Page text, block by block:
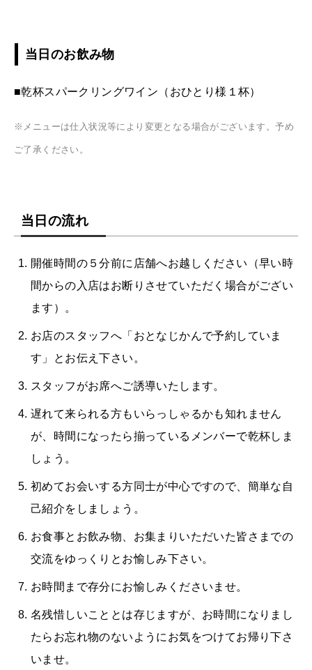
当日のお飲み物
■乾杯スパークリングワイン（おひとり様１杯）
※メニューは仕入状況等により変更となる場合がございます。予め
ご了承ください。
当日の流れ
開催時間の５分前に店舗へお越しください（早い時
間からの入店はお断りさせていただく場合がござい
ます）。
お店のスタッフへ「おとなじかんで予約していま
す」とお伝え下さい。
スタッフがお席へご誘導いたします。
遅れて来られる方もいらっしゃるかも知れません
が、時間になったら揃っているメンバーで乾杯しま
しょう。
初めてお会いする方同士が中心ですので、簡単な自
己紹介をしましょう。
お食事とお飲み物、お集まりいただいた皆さまでの
交流をゆっくりとお愉しみ下さい。
お時間まで存分にお愉しみくださいませ。
名残惜しいこととは存じますが、お時間になりまし
たらお忘れ物のないようにお気をつけてお帰り下さ
いませ。